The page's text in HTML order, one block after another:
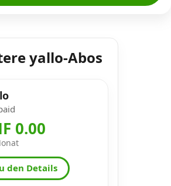
yallo-Abos
0.00
den Details